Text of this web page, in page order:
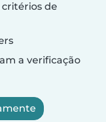
de
a verificação